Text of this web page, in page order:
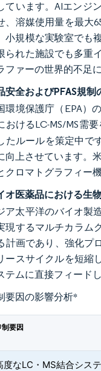
ています。AIエンジ
、溶媒使用量を最大
小規模な実験室でも
られた施設でも多重
ファーの世界的不足
安全およびPFAS規
環境保護庁（EPA）
おけるLC-MS/MS需
たルールを策定中で
向上させています。
クロマトグラフィー
オ医薬品における生
ア太平洋のバイオ製
現するマルチカラム
計画であり、強化プ
ースサイクルを短縮
テムに直接フィード
要因の影響分析*
要因
度なLC・MS結合シス